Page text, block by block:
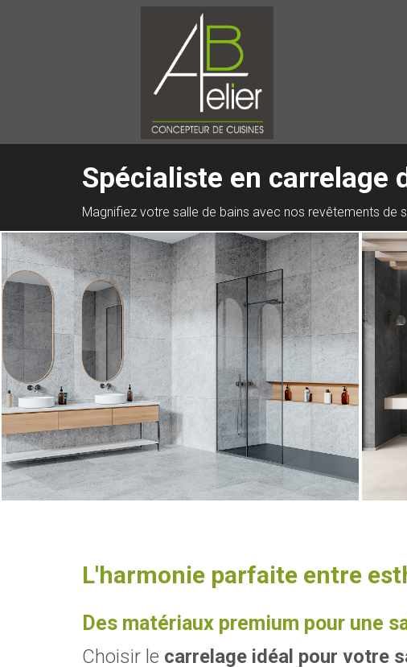
Spécialiste en carrelage
Magnifiez votre salle de bains avec nos revêtements de
L'harmonie parfaite entre
Des matériaux premium pour une
Choisir le carrelage idéal pour votre